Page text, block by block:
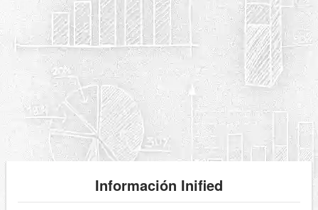
Información Inified